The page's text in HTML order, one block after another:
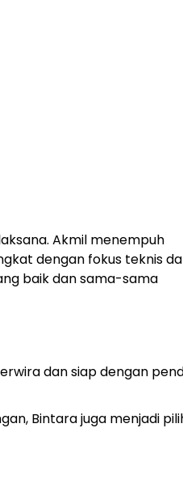
Akmil menempuh
dengan fokus teknis
baik dan sama-sama
dan siap dengan
Bintara juga menjadi